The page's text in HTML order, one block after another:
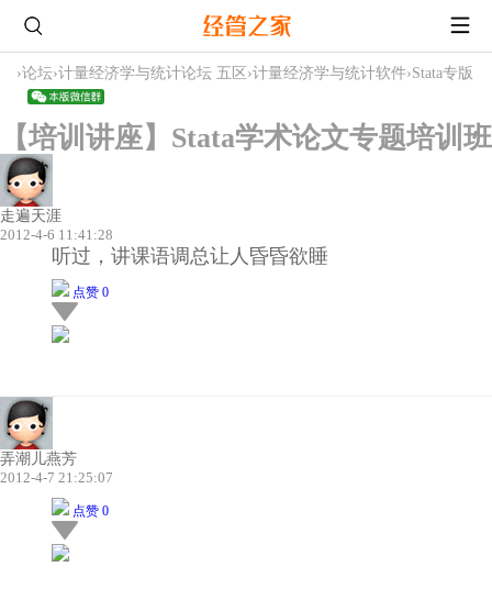
›论坛›计量经济学与统计论坛 五区 ›计量经济学与统计软件›Stata专版
【培训讲座】Stata学术论文专题培训班
走遍天涯
2012-4-6 11:41:28
听过，讲课语调总让人昏昏欲睡
点赞 0
弄潮儿燕芳
2012-4-7 21:25:07
点赞 0